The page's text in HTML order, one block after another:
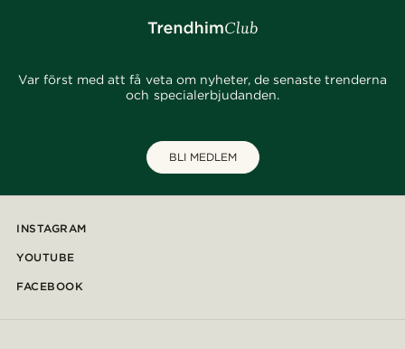
Var först med att få veta om nyheter, de senaste trenderna
och specialerbjudanden.
BLI MEDLEM
INSTAGRAM
YOUTUBE
FACEBOOK